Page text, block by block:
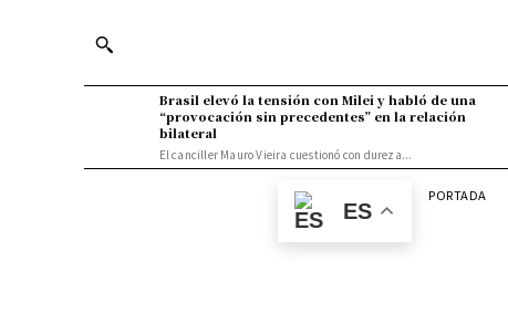
Brasil elevó la tensión con Milei y habló de una
“provocación sin precedentes” en la relación
bilateral
El canciller Mauro Vieira cuestionó con dureza...
ES
PORTADA